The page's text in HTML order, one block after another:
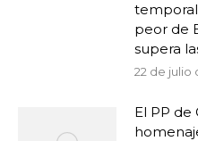
peor de
supera
22 de julio
El PP de